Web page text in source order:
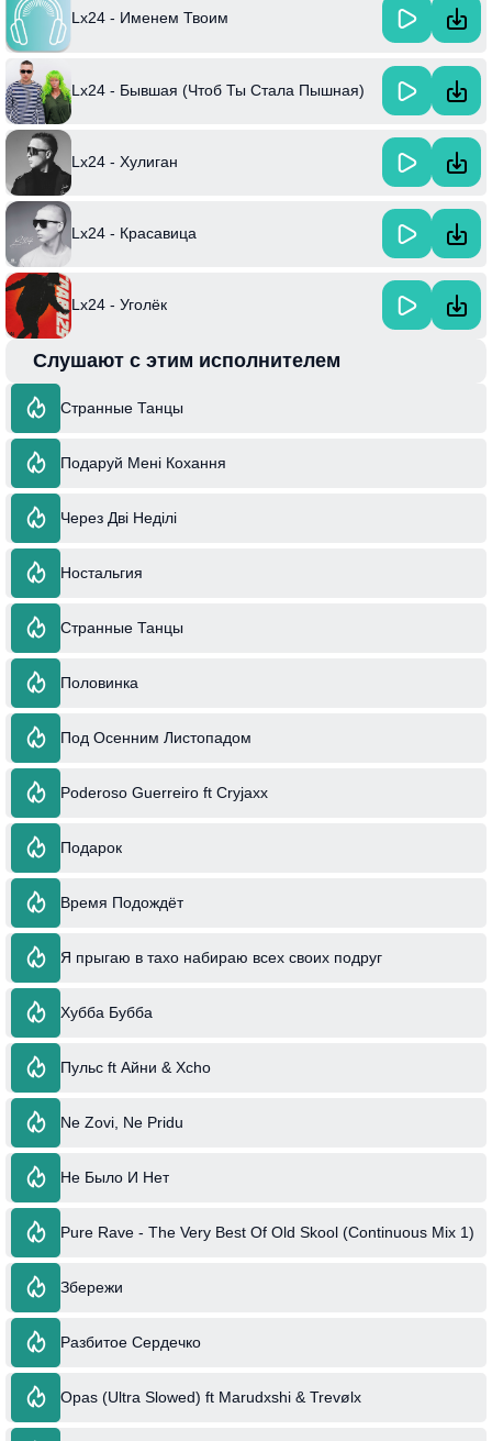
Lx24 - Именем Твоим
Lx24 - Бывшая (Чтоб Ты Стала Пышная)
Lx24 - Хулиган
Lx24 - Красавица
Lx24 - Уголёк
Слушают с этим исполнителем
Странные Танцы
Подаруй Мені Кохання
Через Дві Неділі
Ностальгия
Странные Танцы
Половинка
Под Осенним Листопадом
Poderoso Guerreiro ft Cryjaxx
Подарок
Время Подождёт
Я прыгаю в тахо набираю всех своих подруг
Хубба Бубба
Пульс ft Айни & Xcho
Ne Zovi, Ne Pridu
Не Было И Нет
Pure Rave - The Very Best Of Old Skool (Continuous Mix 1)
Збережи
Разбитое Сердечко
Opas (Ultra Slowed) ft Marudxshi & Trevølx